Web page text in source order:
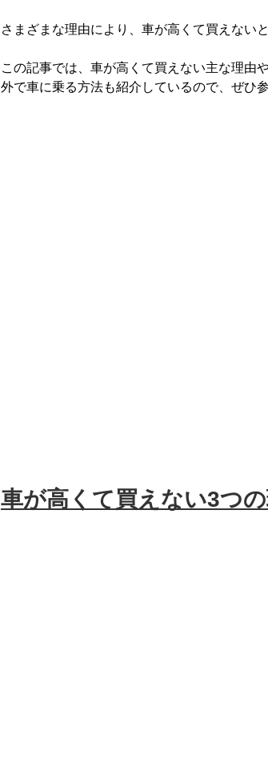
さまざまな理由により、車が高くて買えない
この記事では、車が高くて買えない主な理由
外で車に乗る方法も紹介しているので、ぜひ
車が高くて買えない3つ